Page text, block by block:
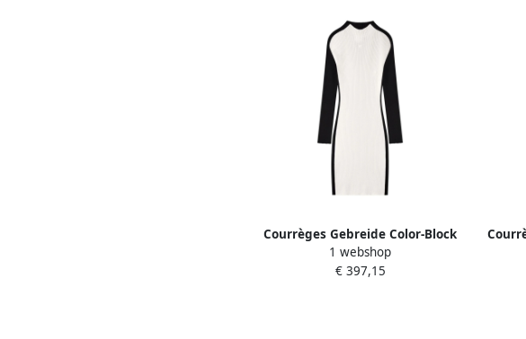
Courrèges Gebreide Color-Block
Jurk White Dames
1 webshop
€ 397,15